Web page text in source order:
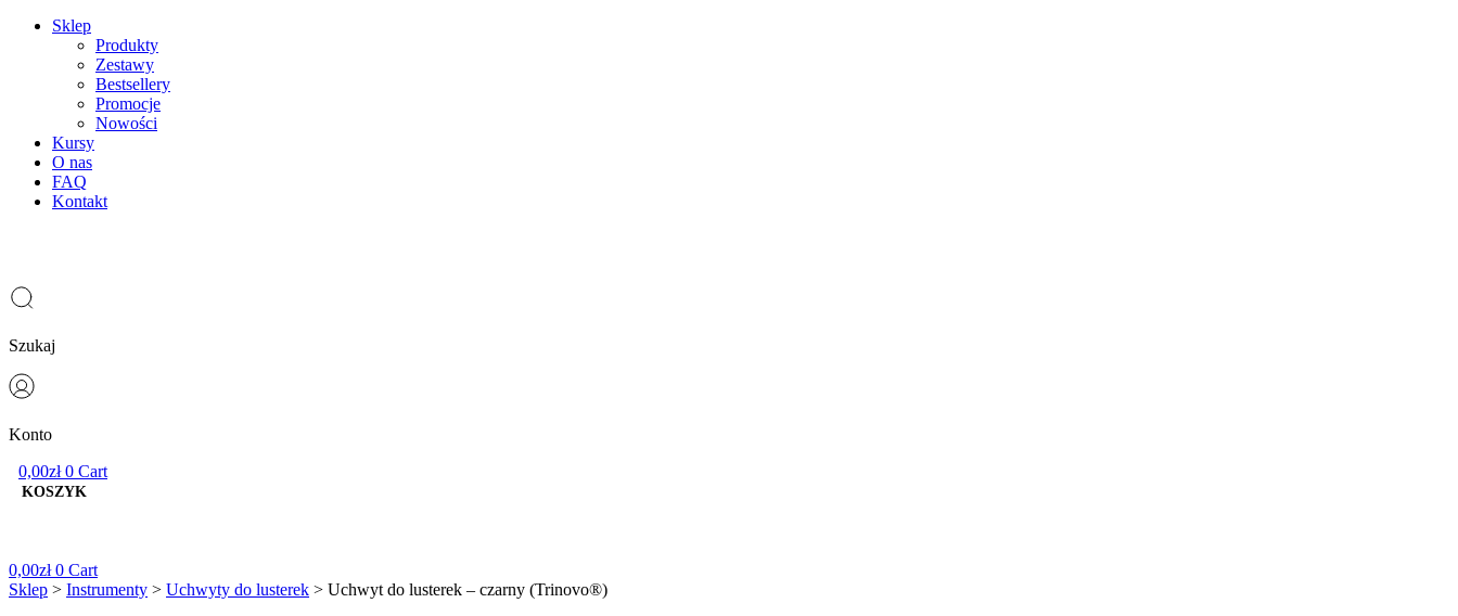
Sklep
Produkty
Zestawy
Bestsellery
Promocje
Nowości
Kursy
O nas
FAQ
Kontakt
Szukaj
Konto
0,00zł 0 Cart
0,00zł 0 Cart
Sklep > Instrumenty > Uchwyty do lusterek > Uchwyt do lusterek – czarny (Trinovo®)